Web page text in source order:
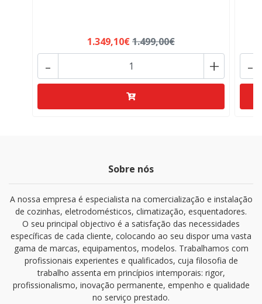
1.349,10€1.499,00€
+
- -
Sobre nós
A nossa empresa é especialista na comercialização e instalação
de cozinhas, eletrodomésticos, climatização, esquentadores.
O seu principal objectivo é a satisfação das necessidades
específicas de cada cliente, colocando ao seu dispor uma vasta
gama de marcas, equipamentos, modelos. Trabalhamos com
profissionais experientes e qualificados, cuja filosofia de
trabalho assenta em princípios intemporais: rigor,
profissionalismo, inovação permanente, empenho e qualidade
no serviço prestado.